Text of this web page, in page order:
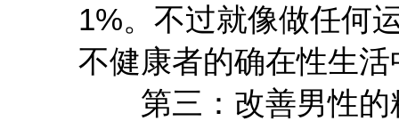
1%。不过就像做任何
不健康者的确在性生
第三：改善男性的